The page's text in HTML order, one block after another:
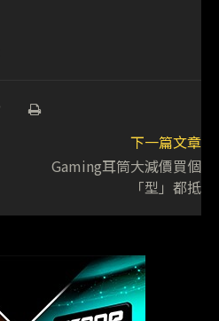
下一篇文章
Gaming耳筒大減價買個
「型」都抵